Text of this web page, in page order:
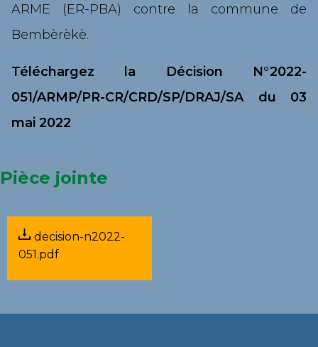
ARME (ER-PBA) contre la commune de
Bembèrèkè.
Téléchargez la Décision N°2022-
051/ARMP/PR-CR/CRD/SP/DRAJ/SA du 03
mai 2022
Pièce jointe
decision-n2022-
051.pdf